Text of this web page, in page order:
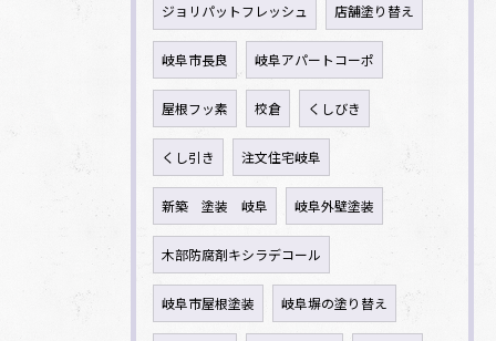
ジョリパットフレッシュ 店舗塗り替え
岐阜市長良 岐阜アパートコーポ
屋根フッ素 校倉 くしびき
くし引き 注文住宅岐阜
新築 塗装 岐阜 岐阜外壁塗装
木部防腐剤キシラデコール
岐阜市屋根塗装 岐阜塀の塗り替え